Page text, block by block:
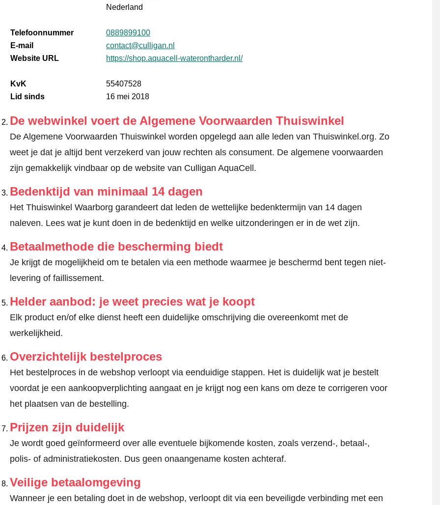
Nederland
Telefoonnummer
0889899100
E-mail
contact@culligan.nl
Website URL
https://shop.aquacell-waterontharder.nl/
KvK
55407528
Lid sinds
16 mei 2018
De webwinkel voert de Algemene Voorwaarden Thuiswinkel
De Algemene Voorwaarden Thuiswinkel worden opgelegd aan alle leden van Thuiswinkel.org. Zo
weet je dat je altijd bent verzekerd van jouw rechten als consument. De algemene voorwaarden
zijn gemakkelijk vindbaar op de website van Culligan AquaCell.
Bedenktijd van minimaal 14 dagen
Het Thuiswinkel Waarborg garandeert dat leden de wettelijke bedenktermijn van 14 dagen
naleven. Lees wat je kunt doen in de bedenktijd en welke uitzonderingen er in de wet zijn.
Betaalmethode die bescherming biedt
Je krijgt de mogelijkheid om te betalen via een methode waarmee je beschermd bent tegen niet-
levering of faillissement.
Helder aanbod: je weet precies wat je koopt
Elk product en/of elke dienst heeft een duidelijke omschrijving die overeenkomt met de
werkelijkheid.
Overzichtelijk bestelproces
Het bestelproces in de webshop verloopt via eenduidige stappen. Het is duidelijk wat je bestelt
voordat je een aankoopverplichting aangaat en je krijgt nog een kans om deze te corrigeren voor
het plaatsen van de bestelling.
Prijzen zijn duidelijk
Je wordt goed geïnformeerd over alle eventuele bijkomende kosten, zoals verzend-, betaal-,
polis- of administratiekosten. Dus geen onaangename kosten achteraf.
Veilige betaalomgeving
Wanneer je een betaling doet in de webshop, verloopt dit via een beveiligde verbinding met een